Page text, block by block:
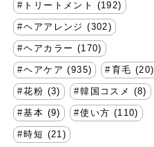
トリートメント (192)
ヘアアレンジ (302)
ヘアカラー (170)
ヘアケア (935) 育毛 (20)
花粉 (3) 韓国コスメ (8)
基本 (9) 使い方 (110)
時短 (21)